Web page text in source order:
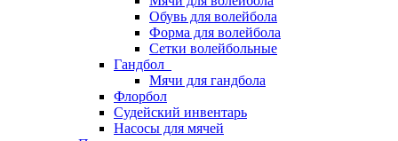
Обувь для волейбола
Форма для волейбола
Сетки волейбольные
Гандбол
Мячи для гандбола
Флорбол
Судейский инвентарь
Насосы для мячей